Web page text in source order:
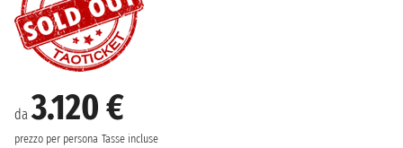
da3.120 €
prezzo per persona Tasse incluse